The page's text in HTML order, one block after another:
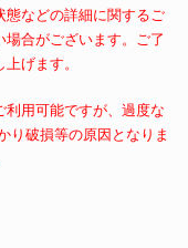
態などの詳細に関するご
合がございます。ご了
げます。
用可能ですが、過度な
り破損等の原因となりま